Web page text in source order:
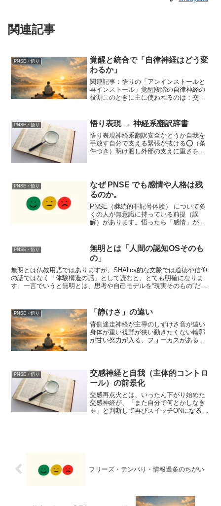
関連記事
PNSE・悟り
覚醒と統合で「自律神経はどう変
わるか」
関連記事：悟りの「アンインストールと
再インストール」覚醒段階の自律神経の
役割このときに主に使われるのは：交感
起きること集中力が鋭い感覚がクリア思
考が減るただし：前の...
PNSE・悟り 悟り表現 → 神経系翻訳辞書
悟り表現神経系翻訳安全かどうか自我を
手放す自分で支える緊張が抜ける⭕（条
件つき）明け渡し外部の支えに重さを返
交感神経のブレー...
PNSE・悟り
なぜ PNSE でも感情や人格は残
るのか。
PNSE（継続的非記号体験） について多
くの人が無意識に持っている前提（誤
解）があります。悟ったら「感情」がな
て「感情や人格＝無明の産物」という誤
認から来ています。感情...
PNSE・悟り
無明とは「人間の認知OSそのも
の」
無明とは仏教用語ではありますが、SHAlica的な文脈では道徳や信仰
の話ではなく「体験構造の話」として読むと、とても明確になりま
す。一言でいうと無明とは、思考や自己モデルを“現実そのもの”だと
PNSE・悟り 「静けさ」の違い
背側迷走神経が主導のしずけさ音が遠い
身体が重い視野が狭い動きたくない輪郭
が甘い努力が入る、フォーカスがある身
していない。＝ 背側迷...
PNSE・悟り
交感神経と自我（主体的コントロ
ール）の前景化
交感再点火とは、いったん下がり始めた
交感神経が、「また自分で何とかしなき
ゃ」と判断して再びスイッチONになるこ
フリーズ・テンパり・情報過多のちがい